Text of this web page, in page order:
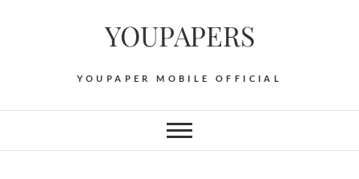
YOUPAPERS
YOUPAPER MOBILE OFFICIAL